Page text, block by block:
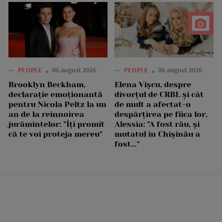
— PEOPLE 06 august 2026
Brooklyn Beckham,
declarație emoționantă
pentru Nicola Peltz la un
an de la reînnoirea
jurămintelor: "Îți promit
că te voi proteja mereu"
— PEOPLE 06 august 2026
Elena Vîșcu, despre
divorțul de CRBL și cât
de mult a afectat-o
despărțirea pe fiica lor,
Alessia: "A fost rău, și
mutatul în Chișinău a
fost..."